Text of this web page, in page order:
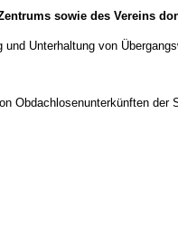
sowie des Vereins
Unterhaltung von
Obdachlosenunterkünften